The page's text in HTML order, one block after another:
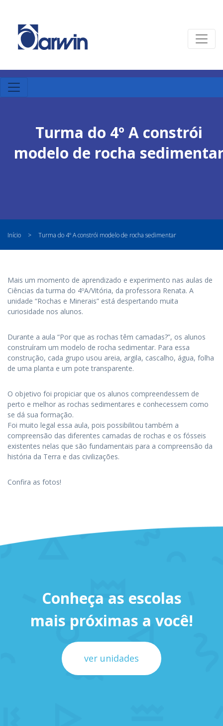
Turma do 4º A constrói
modelo de rocha
Início > Turma do 4º A constrói modelo de rocha sedimentar
Mais um momento de aprendizado e experimento nas aulas de
Ciências da turma do 4ºA/Vitória, da professora Renata. A
unidade “Rochas e Minerais” está despertando muita
curiosidade nos alunos.
Durante a aula “Por que as rochas têm camadas?”, os alunos
construíram um modelo de rocha sedimentar. Para essa
construção, cada grupo usou areia, argila, cascalho, água, folha
de uma planta e um pote transparente.
O objetivo foi propiciar que os alunos compreendessem de
perto e melhor as rochas sedimentares e conhecessem como
se dá sua formação.
Foi muito legal essa aula, pois possibilitou também a
compreensão das diferentes camadas de rochas e os fósseis
existentes nelas que são fundamentais para a compreensão da
história da Terra e das civilizações.
Confira as fotos!
Conheça as escolas
mais próximas a você!
ver unidades